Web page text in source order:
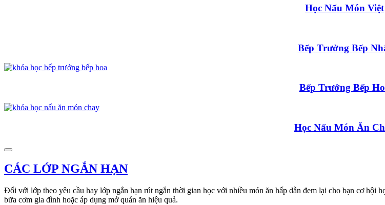
Học Nấu Món Việt
Bếp Trưởng Bếp
Bếp Trưởng Bếp
Học Nấu Món Ăn
CÁC LỚP NGẮN HẠN
Đối với lớp theo yêu cầu hay lớp ngắn hạn rút ngắn thời gian học với nhiều món ăn hấp dẫn đem lại cho bạn cơ
bữa cơm gia đình hoặc áp dụng mở quán ăn hiệu quả.